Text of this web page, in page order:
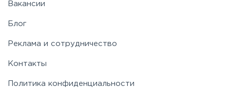
Щелковское
Вакансии
Блог
Реклама и сотрудничество
Контакты
Политика конфиденциальности